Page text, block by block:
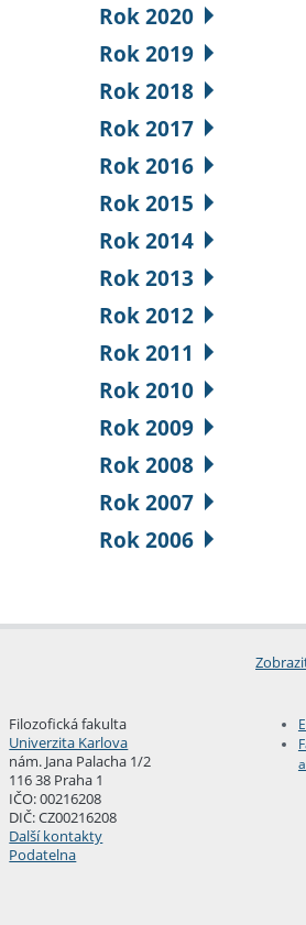
Rok 2020
Rok 2019
Rok 2018
Rok 2017
Rok 2016
Rok 2015
Rok 2014
Rok 2013
Rok 2012
Rok 2011
Rok 2010
Rok 2009
Rok 2008
Rok 2007
Rok 2006
Filozofická fakulta
Univerzita Karlova
nám. Jana Palacha 1/2
116 38 Praha 1
IČO: 00216208
DIČ: CZ00216208
Další kontakty
Podatelna